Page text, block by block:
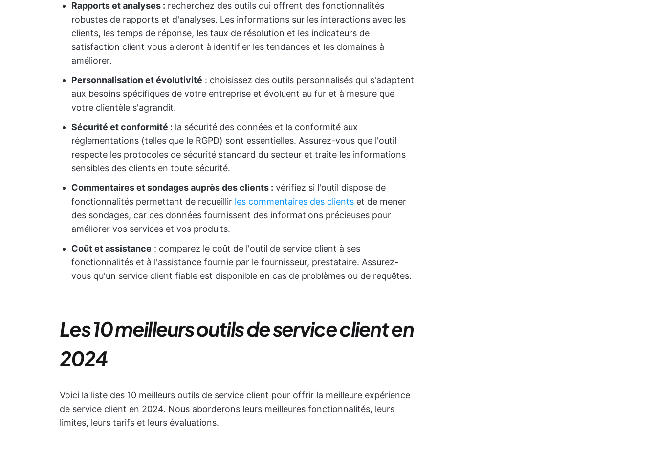
Rapports et analyses : recherchez des outils qui offrent des fonctionnalités
robustes de rapports et d'analyses. Les informations sur les interactions avec les
clients, les temps de réponse, les taux de résolution et les indicateurs de
satisfaction client vous aideront à identifier les tendances et les domaines à
améliorer.
Personnalisation et évolutivité : choisissez des outils personnalisés qui s'adaptent
aux besoins spécifiques de votre entreprise et évoluent au fur et à mesure que
votre clientèle s'agrandit.
Sécurité et conformité : la sécurité des données et la conformité aux
réglementations (telles que le RGPD) sont essentielles. Assurez-vous que l'outil
respecte les protocoles de sécurité standard du secteur et traite les informations
sensibles des clients en toute sécurité.
Commentaires et sondages auprès des clients : vérifiez si l'outil dispose de
fonctionnalités permettant de recueillir les commentaires des clients et de mener
des sondages, car ces données fournissent des informations précieuses pour
améliorer vos services et vos produits.
Coût et assistance : comparez le coût de l'outil de service client à ses
fonctionnalités et à l'assistance fournie par le fournisseur, prestataire. Assurez-
vous qu'un service client fiable est disponible en cas de problèmes ou de requêtes.
Les 10 meilleurs outils de service client en
2024
Voici la liste des 10 meilleurs outils de service client pour offrir la meilleure expérience
de service client en 2024. Nous aborderons leurs meilleures fonctionnalités, leurs
limites, leurs tarifs et leurs évaluations.